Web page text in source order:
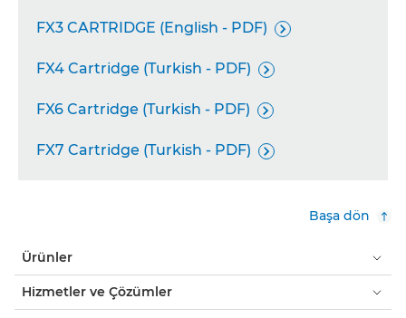
FX3 CARTRIDGE (English - PDF) 
FX4 Cartridge (Turkish - PDF) 
FX6 Cartridge (Turkish - PDF) 
FX7 Cartridge (Turkish - PDF) 
Başa dön
Ürünler
Hizmetler ve Çözümler